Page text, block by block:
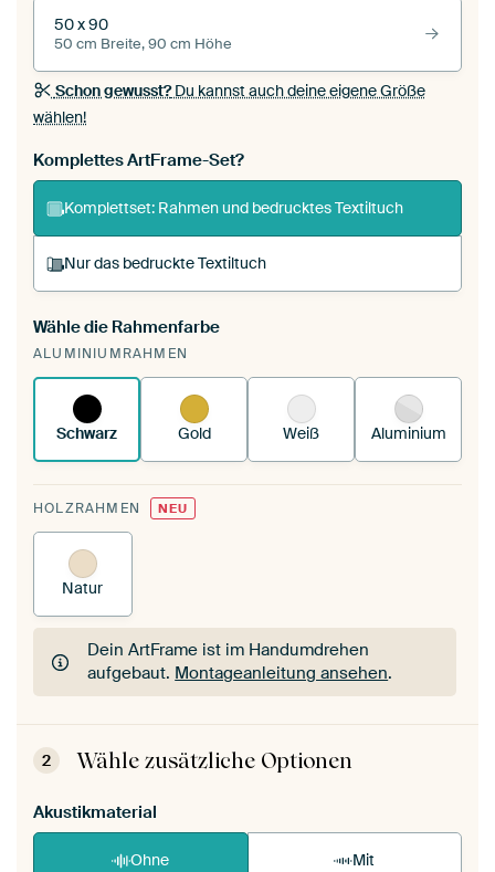
50 x 90
50 cm Breite, 90 cm Höhe
Schon gewusst?Du kannst auch deine eigene Größe
wählen!
Komplettes ArtFrame-Set?
Komplettset: Rahmen und bedrucktes Textiltuch
Nur das bedruckte Textiltuch
Du spannst einen wechselbaren Textiltuch in
deinen vorhandenen ArtFrame™.
funktioniert es.
Wähle die Rahmenfarbe
ALUMINIUMRAHMEN
Schwarz Gold Weiß Aluminium
HOLZRAHMEN NEU
Natur
Dein ArtFrame ist im Handumdrehen
aufgebaut. Montageanleitung ansehen.
Dein ArtFrame ist im Handumdrehen
aufgebaut.Montageanleitung ansehen
2 Wähle zusätzliche Optionen
Akustikmaterial
Ohne Mit